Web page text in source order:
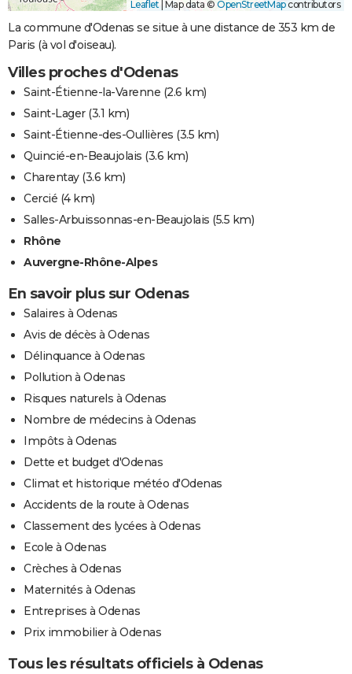
Leaflet Map data © OpenStreetMapcontributors
La commune d'Odenas se situe à une distance de 353 km de
Paris (à vol d'oiseau).
Villes proches d'Odenas
Saint-Étienne-la-Varenne (2.6 km)
Saint-Lager(3.1 km)
Saint-Étienne-des-Oullières (3.5 km)
Quincié-en-Beaujolais (3.6 km)
Charentay(3.6 km)
Cercié (4 km)
Salles-Arbuissonnas-en-Beaujolais (5.5 km)
Rhône
Auvergne-Rhône-Alpes
En savoir plus sur Odenas
Salaires à Odenas
Avis de décès à Odenas
Délinquance à Odenas
Pollution à Odenas
Risques naturels à Odenas
Nombre de médecins à Odenas
Impôts à Odenas
Dette et budget d'Odenas
Climat et historique météo d'Odenas
Accidents de la route à Odenas
Classement des lycées à Odenas
Ecole à Odenas
Crèches à Odenas
Maternités à Odenas
Entreprises à Odenas
Prix immobilier à Odenas
Tous les résultats officiels à Odenas